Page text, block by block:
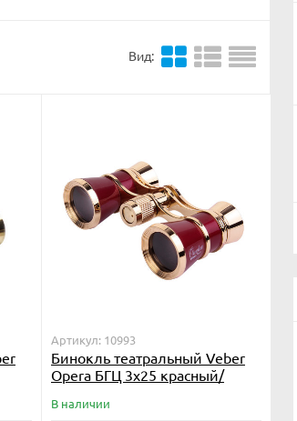
Вид:
Артикул: 10993
Бинокль театральный Veber
Opera БГЦ 3x25 красный/
В наличии